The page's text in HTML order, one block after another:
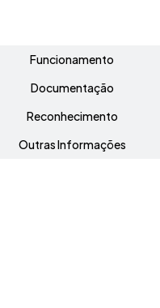
Funcionamento
Documentação
Reconhecimento
Outras Informações